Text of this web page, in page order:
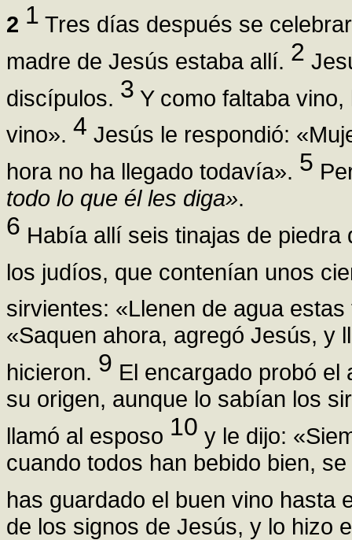
2 1 Tres días después se
madre de Jesús estaba allí. 2
discípulos. 3 Y como faltaba
vino». 4 Jesús le respondió:
hora no ha llegado todavía». 5
todo lo que él les diga».
6 Había allí seis tinajas de
los judíos, que contenían unos
sirvientes: «Llenen de agua
«Saquen ahora, agregó Jesús, y
hicieron. 9 El encargado probó el
su origen, aunque lo sabían los
llamó al esposo 10 y le dijo:
cuando todos han bebido bien,
has guardado el buen vino hasta
de los signos de Jesús, y lo hizo